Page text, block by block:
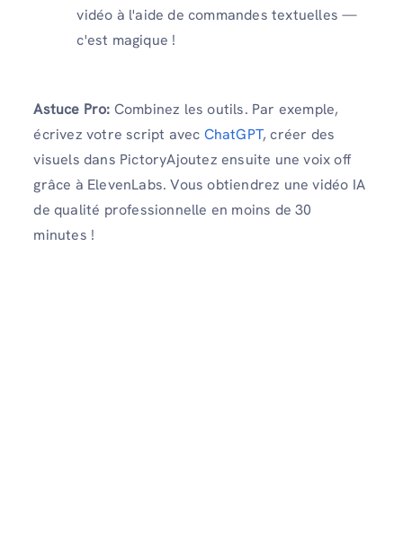
vidéo à l'aide de commandes textuelles —
c'est magique !
Astuce Pro: Combinez les outils. Par exemple,
écrivez votre script avec ChatGPT, créer des
visuels dans PictoryAjoutez ensuite une voix off
grâce à ElevenLabs. Vous obtiendrez une vidéo IA
de qualité professionnelle en moins de 30
minutes !